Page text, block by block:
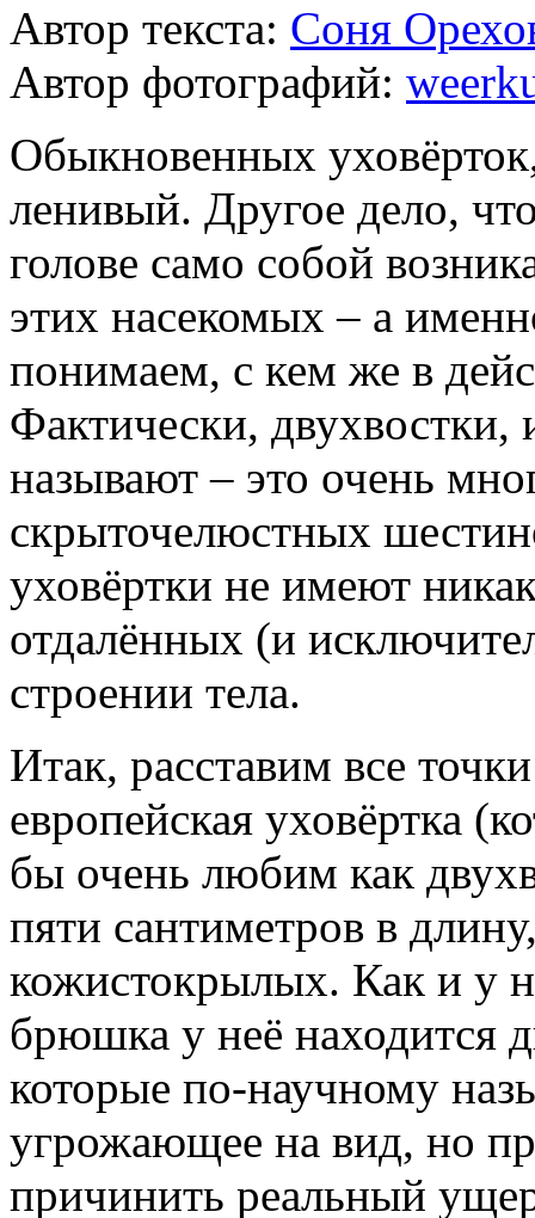
Автор текста: Соня
Автор фотографий:
Обыкновенных
ленивый. Другое дело,
голове само собой
этих насекомых – а
понимаем, с кем же в
Фактически, двухвостки,
называют – это очень
скрыточелюстных
уховёртки не имеют
отдалённых (и
строении тела.
Итак, расставим все
европейская уховёртка
бы очень любим как
пяти сантиметров в
кожистокрылых. Как и у
брюшка у неё находится
которые по-научному
угрожающее на вид, но
причинить реальный